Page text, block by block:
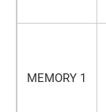
MEMORY 1